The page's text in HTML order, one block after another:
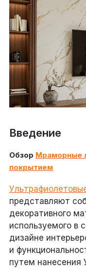
Введение
Обзор Мраморные
покрытием
представляют
декоративного
используемого в
дизайне
и
путем нанесения